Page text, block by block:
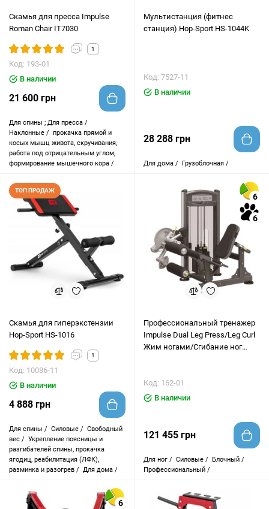
Скамья для пресса Impulse
Roman Chair IT7030
1
Код: 193-01
В наличии
21 600 грн
Для спины ; Для пресса /
Наклонные / прокачка прямой и
косых мышц живота, скручивания,
работа под отрицательным углом,
формирование мышечного кора /
Мультистанция (фитнес
станция) Hop-Sport HS-1044K
Код: 7527-11
В наличии
28 288 грн
Для дома / Грузоблочная /
ТОП ПРОДАЖ
Скамья для гиперэкстензии
Hop-Sport HS-1016
1
Код: 10086-11
В наличии
4 888 грн
Для спины / Силовые / Свободный
вес / Укрепление поясницы и
разгибателей спины, прокачка
ягодиц, реабилитация (ЛФК),
разминка и разогрев / Для дома /
6
6
Профессиональный тренажер
Impulse Dual Leg Press/Leg Curl
Жим ногами/Сгибание ног
Код: 162-01
В наличии
121 455 грн
Для ног / Силовые /
Блочный /
Профессиональный /
6